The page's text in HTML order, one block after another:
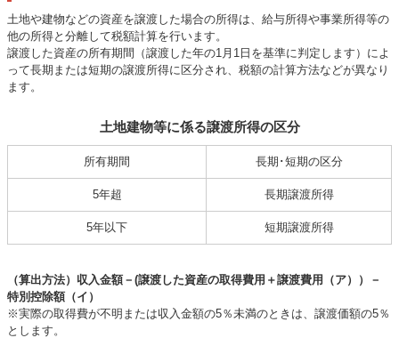
土地や建物などの資産を譲渡した場合の所得は、給与所得や事業所得等の
他の所得と分離して税額計算を行います。
譲渡した資産の所有期間（譲渡した年の1月1日を基準に判定します）によ
って長期または短期の譲渡所得に区分され、税額の計算方法などが異なり
ます。
土地建物等に係る譲渡所得の区分
所有期間 長期･短期の区分
5年超 長期譲渡所得
5年以下 短期譲渡所得
（算出方法）収入金額－(譲渡した資産の取得費用＋譲渡費用（ア））－
特別控除額（イ）
※実際の取得費が不明または収入金額の5％未満のときは、譲渡価額の5％
とします。